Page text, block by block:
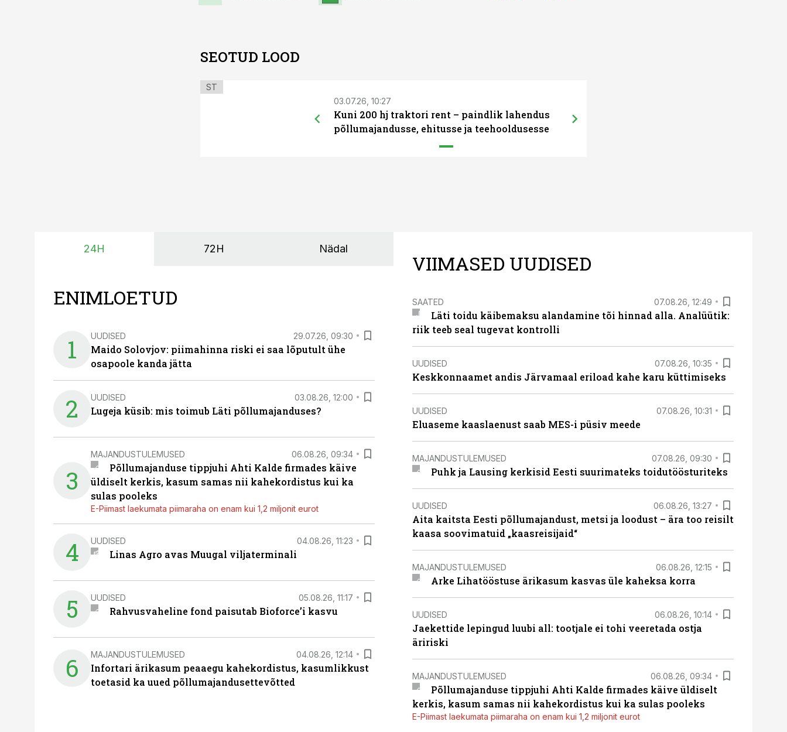
SEOTUD LOOD
ST
03.07.26, 10:27
Kuni 200 hj traktori rent – paindlik lahendus
põllumajandusse, ehitusse ja teehooldusesse
24H 72H Nädal
ENIMLOETUD
1 UUDISED 29.07.26, 09:30
Maido Solovjov: piimahinna riski ei saa lõputult ühe
osapoole kanda jätta
2 UUDISED 03.08.26, 12:00
Lugeja küsib: mis toimub Läti põllumajanduses?
3
MAJANDUSTULEMUSED 06.08.26, 09:34
Põllumajanduse tippjuhi Ahti Kalde firmades käive
üldiselt kerkis, kasum samas nii kahekordistus kui ka
sulas pooleks
E-Piimast laekumata piimaraha on enam kui 1,2 miljonit eurot
4 UUDISED 04.08.26, 11:23
Linas Agro avas Muugal viljaterminali
5 UUDISED 05.08.26, 11:17
Rahvusvaheline fond paisutab Bioforce’i kasvu
6 MAJANDUSTULEMUSED 04.08.26, 12:14
Infortari ärikasum peaaegu kahekordistus, kasumlikkust
toetasid ka uued põllumajandusettevõtted
VIIMASED UUDISED
SAATED 07.08.26, 12:49
Läti toidu käibemaksu alandamine tõi hinnad alla. Analüütik:
riik teeb seal tugevat kontrolli
UUDISED 07.08.26, 10:35
Keskkonnaamet andis Järvamaal eriload kahe karu küttimiseks
UUDISED 07.08.26, 10:31
Eluaseme kaaslaenust saab MES-i püsiv meede
MAJANDUSTULEMUSED 07.08.26, 09:30
Puhk ja Lausing kerkisid Eesti suurimateks toidutöösturiteks
UUDISED 06.08.26, 13:27
Aita kaitsta Eesti põllumajandust, metsi ja loodust – ära too reisilt
kaasa soovimatuid „kaasreisijaid“
MAJANDUSTULEMUSED 06.08.26, 12:15
Arke Lihatööstuse ärikasum kasvas üle kaheksa korra
UUDISED 06.08.26, 10:14
Jaekettide lepingud luubi all: tootjale ei tohi veeretada ostja
äririski
MAJANDUSTULEMUSED 06.08.26, 09:34
Põllumajanduse tippjuhi Ahti Kalde firmades käive üldiselt
kerkis, kasum samas nii kahekordistus kui ka sulas pooleks
E-Piimast laekumata piimaraha on enam kui 1,2 miljonit eurot